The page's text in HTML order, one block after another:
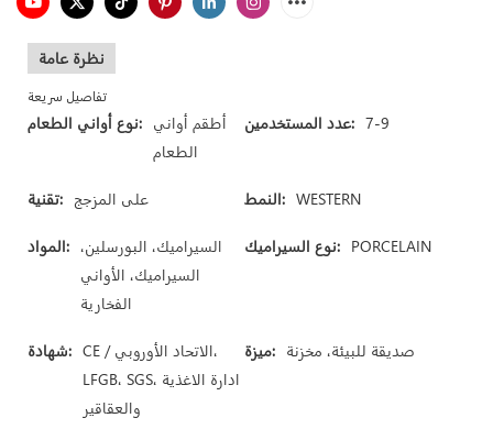
نظرة عامة
تفاصيل سريعة
نوع أواني الطعام: أطقم أواني
الطعام
عدد المستخدمين: 7-9
تقنية: على المزجج النمط: WESTERN
المواد: السيراميك، البورسلين،
السيراميك، الأواني
الفخارية
نوع السيراميك: PORCELAIN
شهادة: CE / الاتحاد الأوروبي،
LFGB، SGS، ادارة الاغذية
والعقاقير
ميزة: صديقة للبيئة، مخزنة